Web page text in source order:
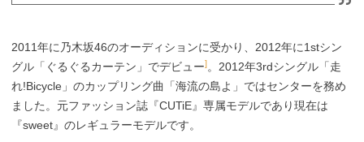
2011年に乃木坂46のオーディションに受かり、2012年に1stシン
グル「ぐるぐるカーテン」でデビュー]。2012年3rdシングル「走
れ!Bicycle」のカップリング曲「海流の島よ」ではセンターを務め
ました。元ファッション誌『CUTiE』専属モデルであり現在は
『sweet』のレギュラーモデルです。